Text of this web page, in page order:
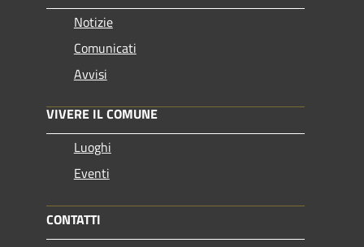
Notizie
Comunicati
Avvisi
VIVERE IL COMUNE
Luoghi
Eventi
CONTATTI